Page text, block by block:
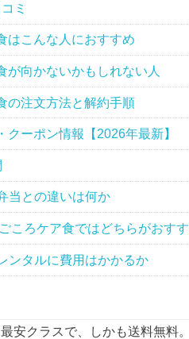
ミ
はこんな人におすすめ
が向かないかもしれない人
の注文方法と解約手順
クーポン情報【2026年最新】
当との違いは何か
ころケア食ではどちらがおす
ンタルに費用はかかるか
安クラスで、しかも送料無料